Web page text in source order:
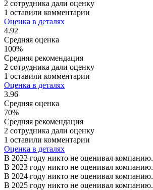
2 сотрудника дали оценку
1 оставили комментарии
Оценка в деталях
4.92
Средняя оценка
100%
Средняя рекомендация
2 сотрудника дали оценку
1 оставили комментарии
Оценка в деталях
3.96
Средняя оценка
70%
Средняя рекомендация
2 сотрудника дали оценку
1 оставили комментарии
Оценка в деталях
В 2022 году никто не оценивал компанию.
В 2023 году никто не оценивал компанию.
В 2024 году никто не оценивал компанию.
В 2025 году никто не оценивал компанию.